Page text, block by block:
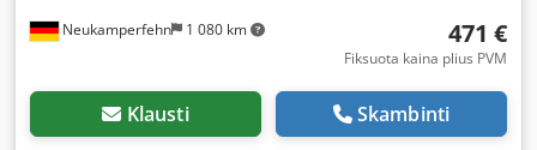
Neukamperfehn 1 080 km 471 €
Fiksuota kaina plius PVM
Klausti Skambinti